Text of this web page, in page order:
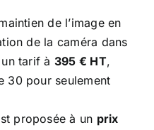
de l’image en
de la caméra dans
tarif à 395 € HT,
30 pour seulement
proposée à un prix